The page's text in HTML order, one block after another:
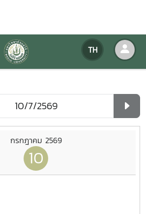
TH
มของหน่วยงาน
องหน่วยงาน
กรกฎาคม 2569
10